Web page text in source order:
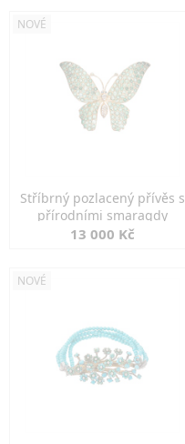
NOVÉ
Stříbrný pozlacený přívěs s
přírodními smaragdy
13 000 Kč
NOVÉ